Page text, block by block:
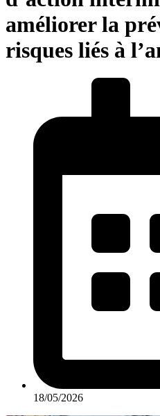
améliorer la
risques liés à
18/05/2026